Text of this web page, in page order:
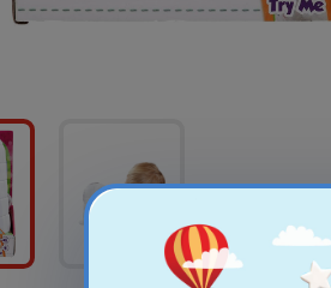
AVN HERO MASK
MÜXTƏLİF ÇEŞİDLİ